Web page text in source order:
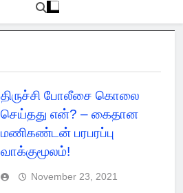
திருச்சி போலீசை கொலை
செய்தது என்? – கைதான
மணிகண்டன் பரபரப்பு
வாக்குமூலம்!
November 23, 2021